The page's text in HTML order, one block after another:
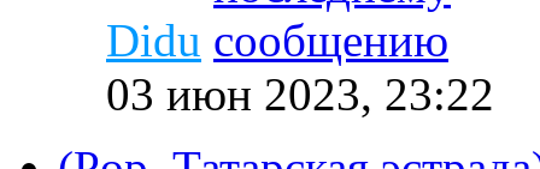
Didu
03 июн 2023, 23:22